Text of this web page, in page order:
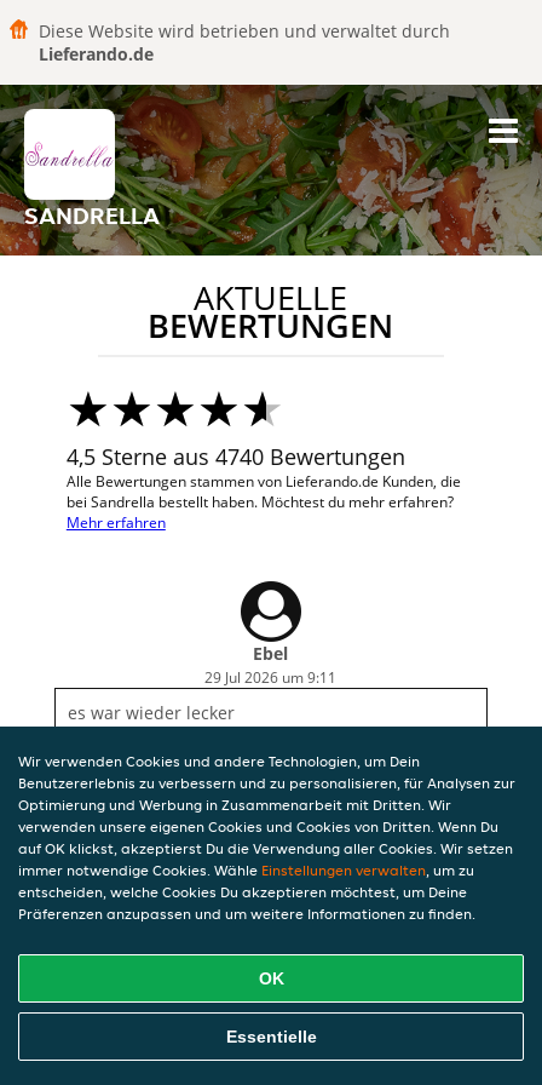
Diese Website wird betrieben und verwaltet durch
Lieferando.de
SANDRELLA
AKTUELLE
BEWERTUNGEN
4,5 Sterne aus 4740 Bewertungen
Alle Bewertungen stammen von Lieferando.de Kunden, die
bei Sandrella bestellt haben. Möchtest du mehr erfahren?
Mehr erfahren
Ebel
29 Jul 2026 um 9:11
es war wieder lecker
Wir verwenden Cookies und andere Technologien, um Dein
Benutzererlebnis zu verbessern und zu personalisieren, für Analysen zur
Optimierung und Werbung in Zusammenarbeit mit Dritten. Wir
verwenden unsere eigenen Cookies und Cookies von Dritten. Wenn Du
auf OK klickst, akzeptierst Du die Verwendung aller Cookies. Wir setzen
immer notwendige Cookies. Wähle Einstellungen verwalten, um zu
entscheiden, welche Cookies Du akzeptieren möchtest, um Deine
Präferenzen anzupassen und um weitere Informationen zu finden.
OK
Essentielle